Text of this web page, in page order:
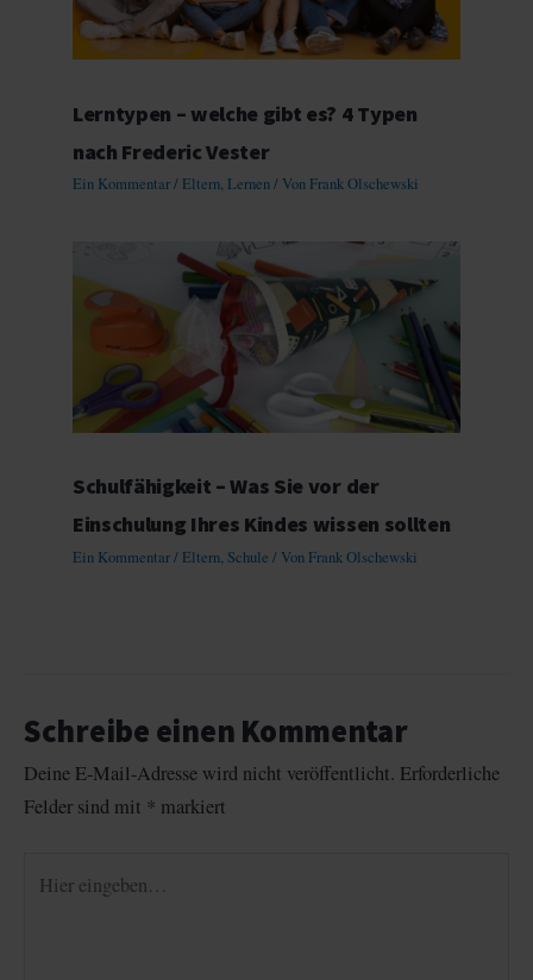
Lerntypen – welche gibt es? 4 Typen
nach Frederic Vester
Ein Kommentar/ Eltern, Lernen/ Von Frank Olschewski
Schulfähigkeit – Was Sie vor der
Einschulung Ihres Kindes wissen sollten
Ein Kommentar/ Eltern, Schule / Von Frank Olschewski
Schreibe einen Kommentar
Deine E-Mail-Adresse wird nicht veröffentlicht. Erforderliche
Felder sind mit * markiert
eingeben…